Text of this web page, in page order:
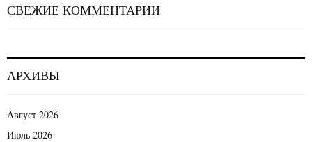
СВЕЖИЕ КОММЕНТАРИИ
АРХИВЫ
Август 2026
Июль 2026